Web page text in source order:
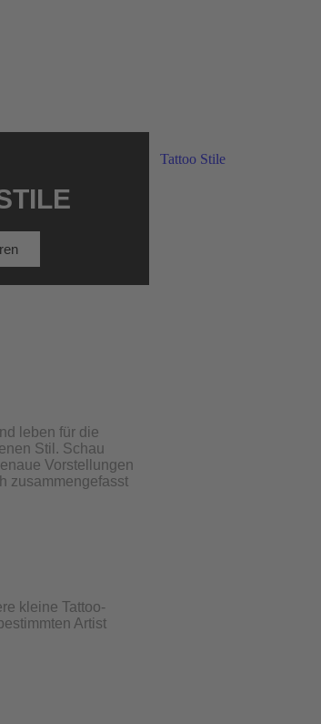
leben für die
Stil. Schau
Vorstellungen
zusammengefasst
kleine Tattoo-
Artist